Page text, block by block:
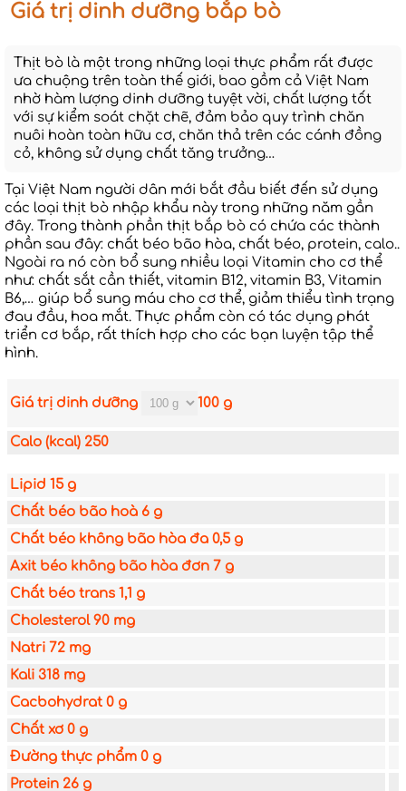
Giá trị dinh dưỡng bắp bò
Thịt bò là một trong những loại thực phẩm rất được
ưa chuộng trên toàn thế giới, bao gồm cả Việt Nam
nhờ hàm lượng dinh dưỡng tuyệt vời, chất lượng tốt
với sự kiểm soát chặt chẽ, đảm bảo quy trình chăn
nuôi hoàn toàn hữu cơ, chăn thả trên các cánh đồng
cỏ, không sử dụng chất tăng trưởng…
Tại Việt Nam người dân mới bắt đầu biết đến sử dụng
các loại thịt bò nhập khẩu này trong những năm gần
đây. Trong thành phần thịt bắp bò có chứa các thành
phần sau đây: chất béo bão hòa, chất béo, protein, calo..
Ngoài ra nó còn bổ sung nhiều loại Vitamin cho cơ thể
như: chất sắt cần thiết, vitamin B12, vitamin B3, Vitamin
B6,… giúp bổ sung máu cho cơ thể, giảm thiểu tình trạng
đau đầu, hoa mắt. Thực phẩm còn có tác dụng phát
triển cơ bắp, rất thích hợp cho các bạn luyện tập thể
hình.
Giá trị dinh dưỡng 100 g
Calo (kcal) 250
Lipid 15 g
Chất béo bão hoà 6 g
Chất béo không bão hòa đa 0,5 g
Axit béo không bão hòa đơn 7 g
Chất béo trans 1,1 g
Cholesterol 90 mg
Natri 72 mg
Kali 318 mg
Cacbohydrat 0 g
Chất xơ 0 g
Đường thực phẩm 0 g
Protein 26 g